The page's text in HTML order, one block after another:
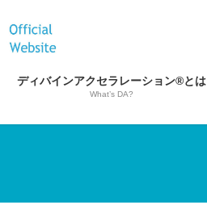
ディバインアクセラレーション®とは
What’s DA?